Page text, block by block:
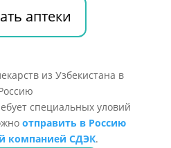
аптеки
специальных уловий
отправить в Россию
компанией СДЭК.